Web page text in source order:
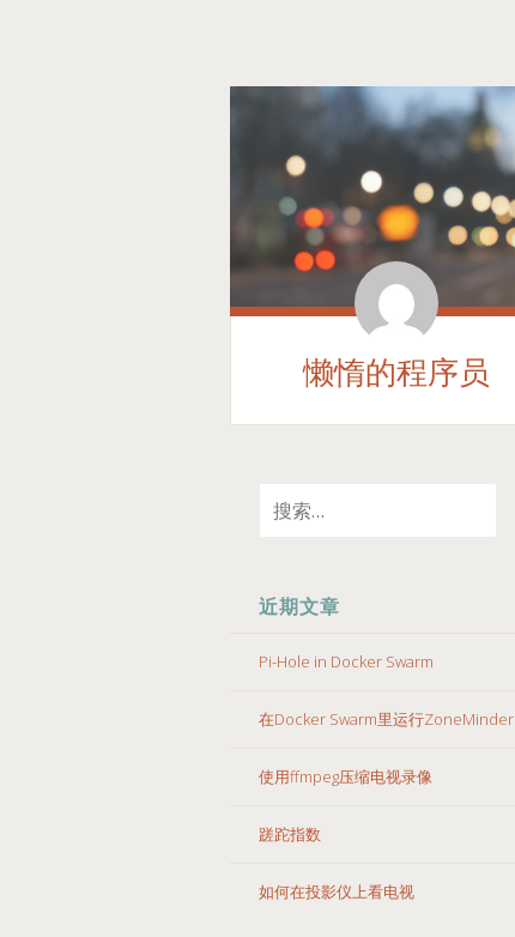
懒惰的程序员
TO
近期文章
Pi-Hole in Docker Swarm
在Docker Swarm里运行ZoneMinder
使用ffmpeg压缩电视录像
蹉跎指数
如何在投影仪上看电视